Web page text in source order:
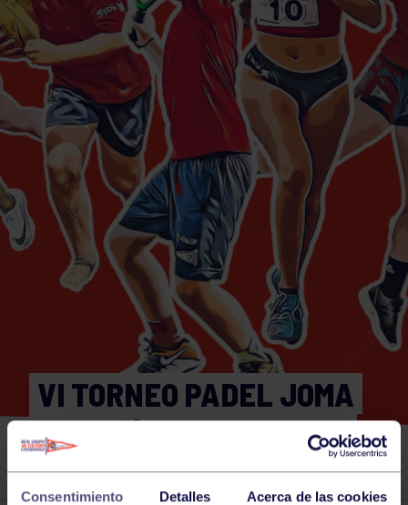
Consentimiento Detalles Acerca de las cookies
VI TORNEO PADEL JOMA
LAGO 3ª MASCULINA NO
SOCIOS